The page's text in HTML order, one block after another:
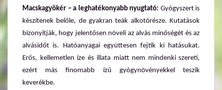
Macskagyökér – a leghatékonyabb nyugtató: Gyógyszert is
készítenek belőle, de gyakran teák alkotórésze. Kutatások
bizonyítják, hogy jelentősen növeli az alvás minőségét és az
alvásidőt is. Hatóanyagai együttesen fejtik ki hatásukat.
Erős, kellemetlen íze és illata miatt nem mindenki szereti,
ezért más finomabb ízű gyógynövényekkel teszik
keverékbe.